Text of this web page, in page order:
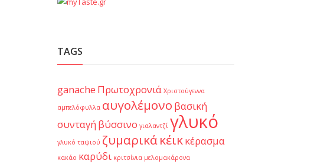
TAGS
ganache Πρωτοχρονιά Χριστούγεννα
αμπελόφυλλα αυγολέμονο βασική
συνταγή βύσσινο γιαλαντζί γλυκό
γλυκό ταψιού ζυμαρικάκέικκέρασμα
κακάο καρύδι κριτσίνια μελομακάρονα